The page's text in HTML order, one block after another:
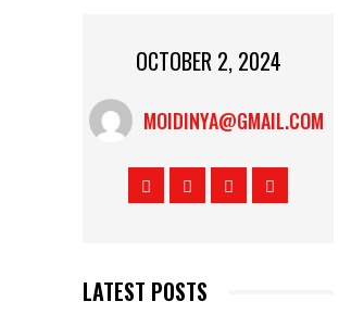
OCTOBER 2, 2024
MOIDINYA@GMAIL.COM
LATEST POSTS